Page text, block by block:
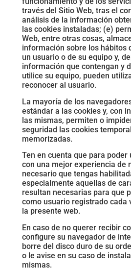
través del Sitio Web, tras el
análisis de la información
las cookies instaladas; (e)
Web, entre otras cosas,
información sobre los hábitos
un usuario o de su equipo y,
información que contengan y
utilice su equipo, pueden
reconocer al usuario.
La mayoría de los
estándar a las cookies y, con
las mismas, permiten o
seguridad las cookies
memorizadas.
Ten en cuenta que para
con una mejor experiencia de
necesario que tengas
especialmente aquellas de
resultan necesarias para que
como usuario registrado cada
la presente web.
En caso de no querer recibir
configure su navegador de
borre del disco duro de su
o le avise en su caso de
mismas.